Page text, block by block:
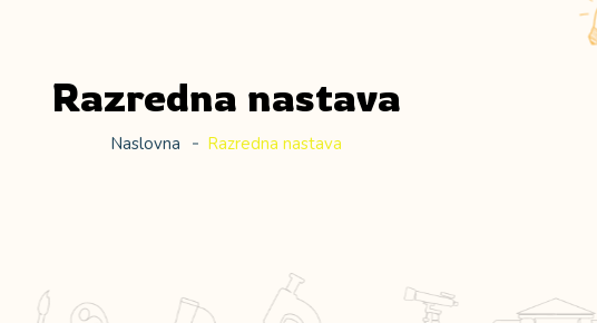
Razredna nastava
Naslovna Razredna nastava